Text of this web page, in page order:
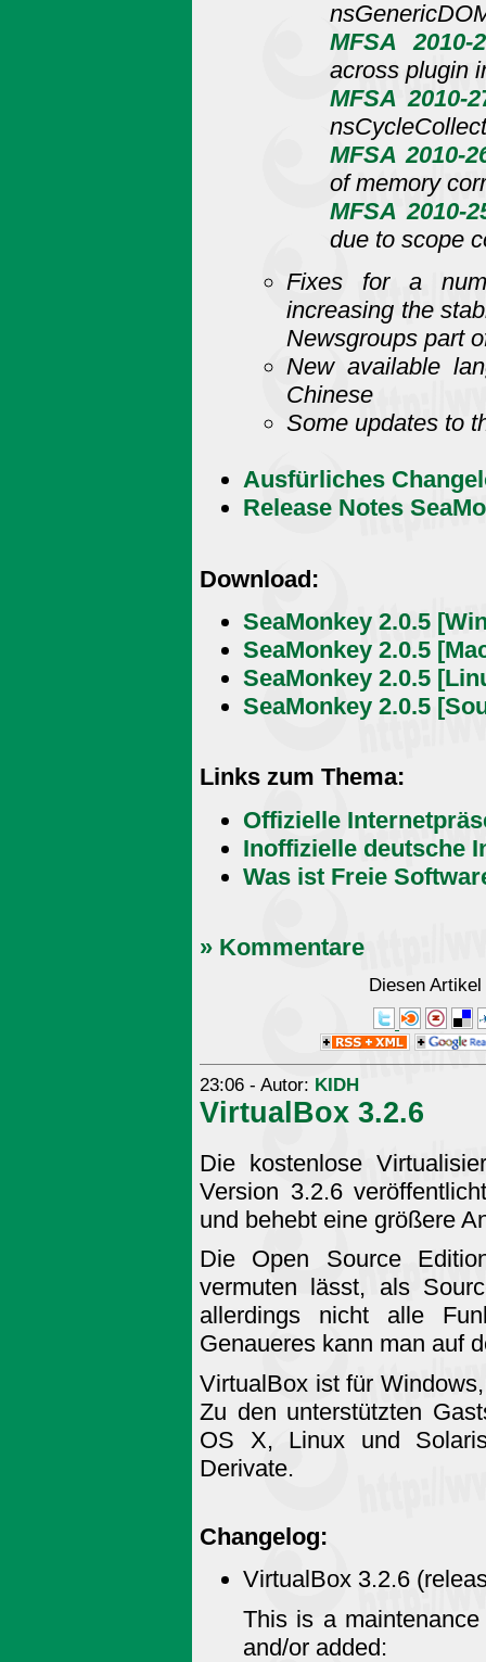
MFSA 2010-
across plugin
MFSA 2010-
MFSA 2010-
of memory
MFSA 2010-
due to scope
Fixes for a
increasing the
Newsgroups part
New available
Chinese
Some updates to
Ausfürliches
Release Notes
Download:
SeaMonkey 2.0.5
SeaMonkey 2.0.5
SeaMonkey 2.0.5
SeaMonkey 2.0.5
Links zum Thema:
Offizielle
Inoffizielle deutsche
Was ist Freie
» Kommentare
Diesen
23:06 - Autor: KIDH
VirtualBox 3.2.6
Die kostenlose
Version 3.2.6
und behebt eine größere
Die Open Source
vermuten lässt, als
allerdings nicht alle
Genaueres kann man auf
VirtualBox ist für
Zu den unterstützten
OS X, Linux und
Derivate.
Changelog:
VirtualBox 3.2.6
This is a
and/or added: